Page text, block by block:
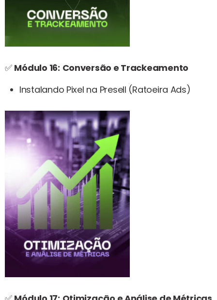
✅ Módulo 16: Conversão e Trackeamento
Instalando Pixel na Presell (Ratoeira Ads)